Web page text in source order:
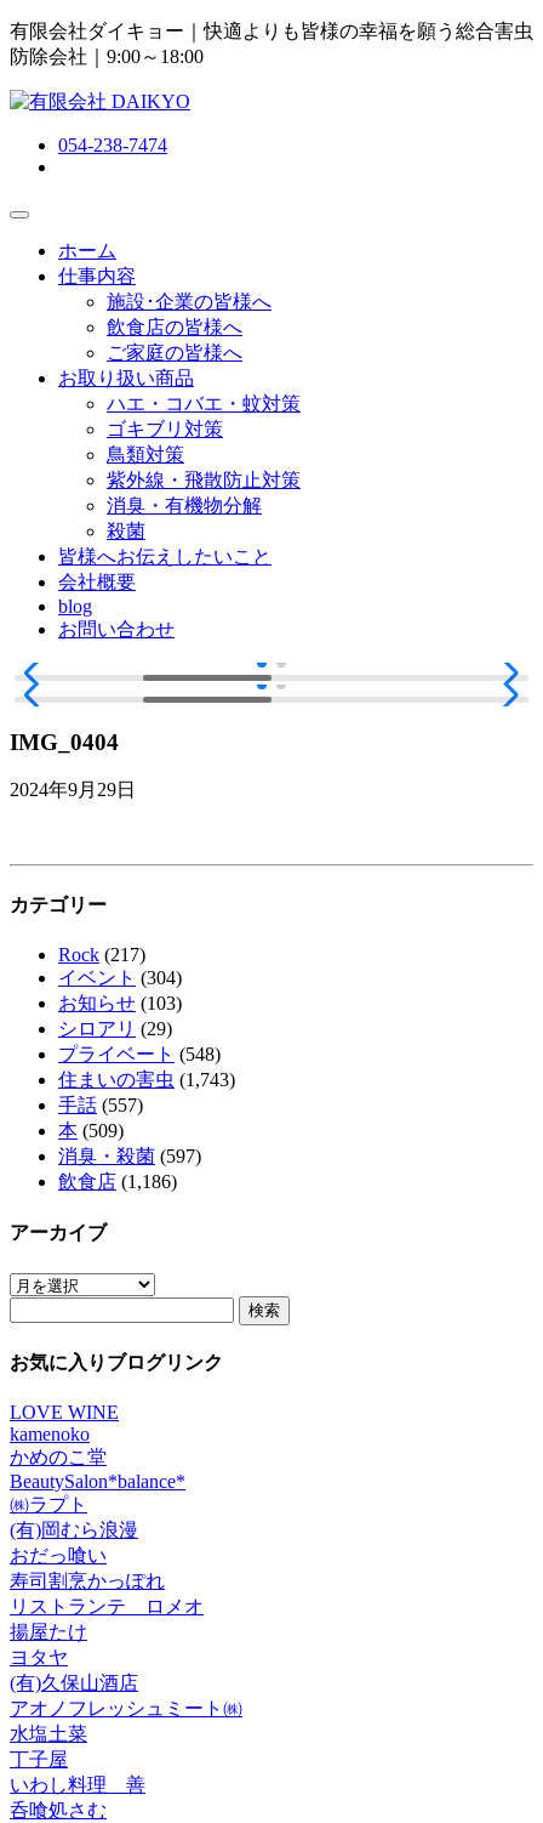
有限会社ダイキョー｜快適よりも皆様の幸福を願う総合害虫
防除会社 ｜9:00～18:00
054-238-7474
ホーム
仕事内容
施設･企業の皆様へ
飲食店の皆様へ
ご家庭の皆様へ
お取り扱い商品
ハエ・コバエ・蚊対策
ゴキブリ対策
鳥類対策
紫外線・飛散防止対策
消臭・有機物分解
殺菌
皆様へお伝えしたいこと
会社概要
blog
お問い合わせ
IMG_0404
2024年9月29日
カテゴリー
Rock (217)
イベント (304)
お知らせ (103)
シロアリ (29)
プライベート (548)
住まいの害虫 (1,743)
手話 (557)
本 (509)
消臭・殺菌 (597)
飲食店 (1,186)
アーカイブ
ア
イ
お気に入りブログリンク
LOVE WINE
kamenoko
かめのこ堂
BeautySalon*balance*
㈱ラプト
(有)岡むら浪漫
おだっ喰い
寿司割烹かっぽれ
リストランテ ロメオ
揚屋たけ
ヨタヤ
(有)久保山酒店
アオノフレッシュミート㈱
水塩土菜
丁子屋
いわし料理 善
呑喰処さむ